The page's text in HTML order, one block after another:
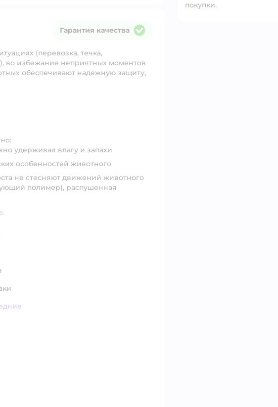
покупки.
Гарантия качества
(перевозка, течка,
во избежание неприятных моментов
обеспечивают надежную защиту,
удерживая влагу и запахи
особенностей животного
не стесняют движений животного
полимер), распушенная